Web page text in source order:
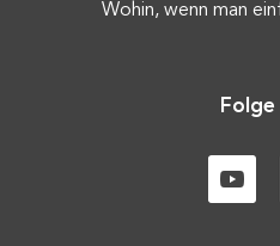
Wohin, wenn man
Folge